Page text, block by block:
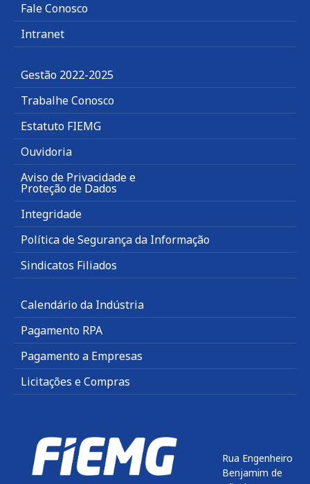
Fale Conosco
Intranet
Gestão 2022-2025
Trabalhe Conosco
Estatuto FIEMG
Ouvidoria
Aviso de Privacidade e
Proteção de Dados
Integridade
Política de Segurança da Informação
Sindicatos Filiados
Calendário da Indústria
Pagamento RPA
Pagamento a Empresas
Licitações e Compras
Rua Engenheiro
Benjamim de